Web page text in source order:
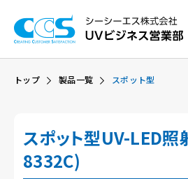
トップ 製品一覧 スポット型
スポット型UV-LED照
8332C)